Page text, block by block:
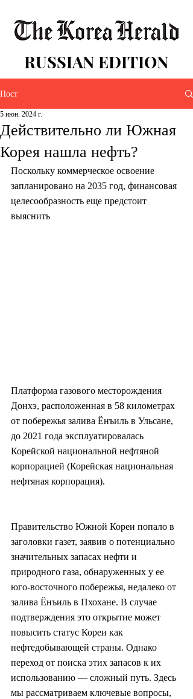
RUSSIAN EDITION
Пост
Действительно ли Южная
Корея нашла нефть?
5 июн. 2024 г.
Поскольку коммерческое освоение
запланировано на 2035 год, финансовая
целесообразность еще предстоит
выяснить
Платформа газового месторождения
Донхэ, расположенная в 58 километрах
от побережья залива Ёнъиль в Ульсане,
до 2021 года эксплуатировалась
Корейской национальной нефтяной
корпорацией (Корейская национальная
нефтяная корпорация).
Правительство Южной Кореи попало в
заголовки газет, заявив о потенциально
значительных запасах нефти и
природного газа, обнаруженных у ее
юго-восточного побережья, недалеко от
залива Ёнъиль в Пхохане. В случае
подтверждения это открытие может
повысить статус Кореи как
нефтедобывающей страны. Однако
переход от поиска этих запасов к их
использованию — сложный путь. Здесь
мы рассматриваем ключевые вопросы,